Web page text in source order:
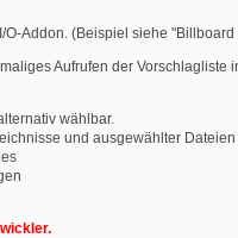
Addon. (Beispiel siehe "Billboard
Aufrufen der
wählbar.
und ausgewählter Dateien